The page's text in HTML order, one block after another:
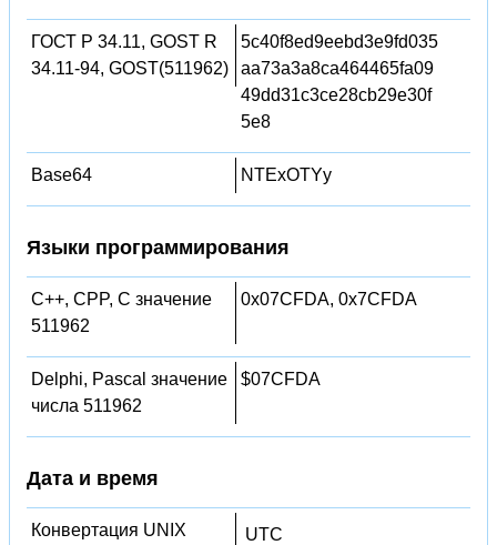
ГОСТ Р 34.11, GOST R
34.11-94, GOST(511962)
5c40f8ed9eebd3e9fd035
aa73a3a8ca464465fa09
49dd31c3ce28cb29e30f
5e8
Base64 NTExOTYy
Языки программирования
C++, CPP, C значение
511962
0x07CFDA, 0x7CFDA
Delphi, Pascal значение
числа 511962
$07CFDA
Дата и время
Конвертация UNIX
UTC